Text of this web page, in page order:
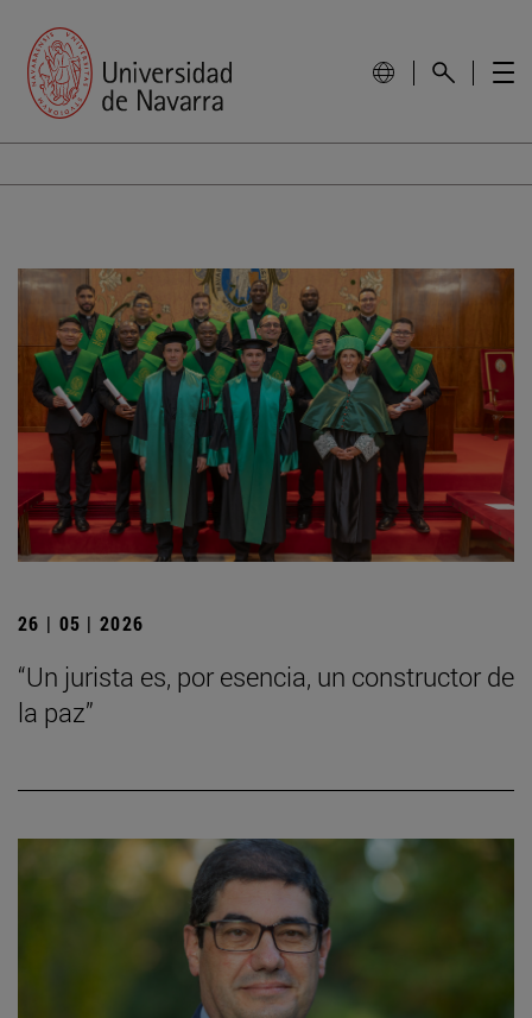
26 | 05 | 2026
“Un jurista es, por esencia, un constructor de
la paz”